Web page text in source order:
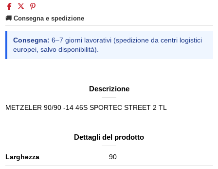
🚚 Consegna e spedizione
Consegna: 6–7 giorni lavorativi (spedizione da centri logistici
europei, salvo disponibilità).
Descrizione
METZELER 90/90 -14 46S SPORTEC STREET 2 TL
Dettagli del prodotto
Larghezza 90